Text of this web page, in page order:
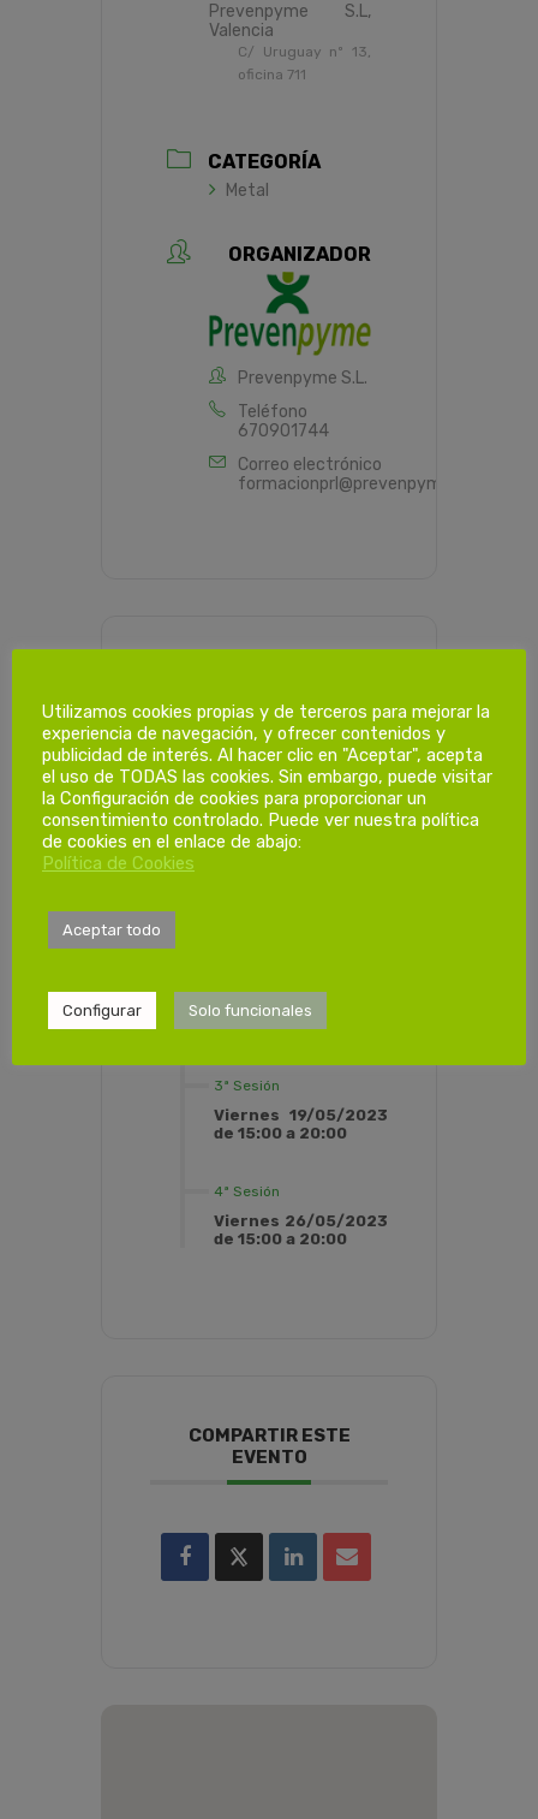
Prevenpyme S.L,
Valencia
C/ Uruguay nº 13,
oficina 711
CATEGORÍA
Metal
ORGANIZADOR
Prevenpyme S.L.
Teléfono
670901744
Correo electrónico
formacionprl@prevenpyme.es
Dias de
formación.
Viernes 12/05/2023
de 15:00 a 20:00
3ª Sesión
Viernes 19/05/2023
de 15:00 a 20:00
4ª Sesión
Viernes 26/05/2023
de 15:00 a 20:00
COMPARTIR ESTE
EVENTO
Utilizamos cookies propias y de terceros para mejorar la
experiencia de navegación, y ofrecer contenidos y
publicidad de interés. Al hacer clic en "Aceptar", acepta
el uso de TODAS las cookies. Sin embargo, puede visitar
la Configuración de cookies para proporcionar un
consentimiento controlado. Puede ver nuestra política
de cookies en el enlace de abajo:
Política de Cookies
Aceptar todo
Configurar Solo funcionales